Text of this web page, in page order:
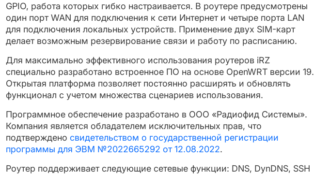
GPIO, работа которых гибко настраивается. В роутере предусмотрены
один порт WAN для подключения к сети Интернет и четыре порта LAN
для подключения локальных устройств. Применение двух SIM-карт
делает возможным резервирование связи и работу по расписанию.
Для максимально эффективного использования роутеров iRZ
специально разработано встроенное ПО на основе OpenWRT версии 19.
Открытая платформа позволяет постоянно расширять и обновлять
функционал с учетом множества сценариев использования.
Программное обеспечение разработано в ООО «Радиофид Системы».
Компания является обладателем исключительных прав, что
подтверждено свидетельством о государственной регистрации
программы для ЭВМ №2022665292 от 12.08.2022.
Роутер поддерживает следующие сетевые функции: DNS, DynDNS, SSH